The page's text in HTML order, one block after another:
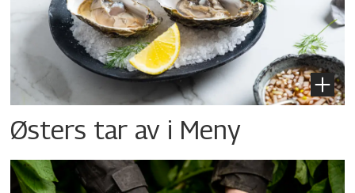
Østers tar av i Meny